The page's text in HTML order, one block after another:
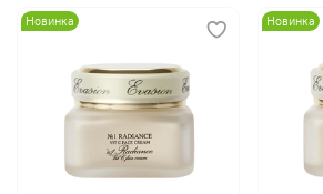
Новинка Новинка